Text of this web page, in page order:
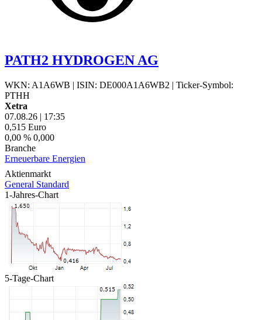
PATH2 HYDROGEN AG
WKN: A1A6WB | ISIN: DE000A1A6WB2 | Ticker-Symbol:
PTHH
Xetra
07.08.26 | 17:35
0,515 Euro
0,00 % 0,000
Branche
Erneuerbare Energien
Aktienmarkt
General Standard
1-Jahres-Chart
5-Tage-Chart